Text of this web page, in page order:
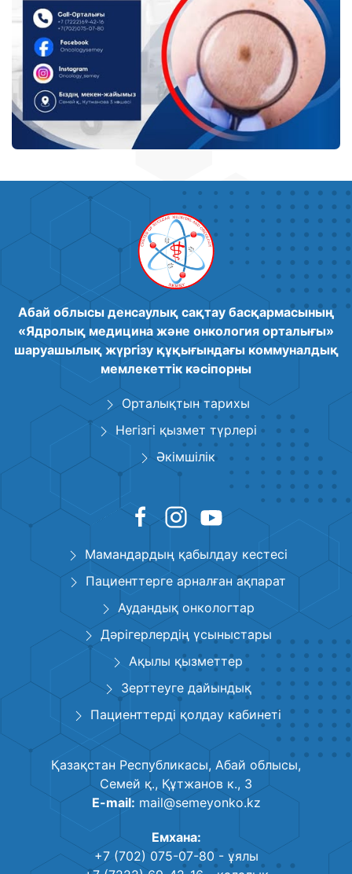
Абай облысы денсаулық сақтау басқармасының
«Ядролық медицина және онкология орталығы»
шаруашылық жүргізу құқығындағы коммуналдық
мемлекеттік кәсіпорны
Орталықтын тарихы
Негізгі қызмет түрлері
Әкімшілік
Мамандардың қабылдау кестесі
Пациенттерге арналған ақпарат
Аудандық онкологтар
Дәрігерлердің үсыныстары
Ақылы қызметтер
Зерттеуге дайындық
Пациенттерді қолдау кабинеті
Қазақстан Республикасы, Абай облысы,
Семей қ., Құтжанов к., 3
E-mail: mail@semeyonko.kz
Емхана:
+7 (702) 075-07-80- ұялы